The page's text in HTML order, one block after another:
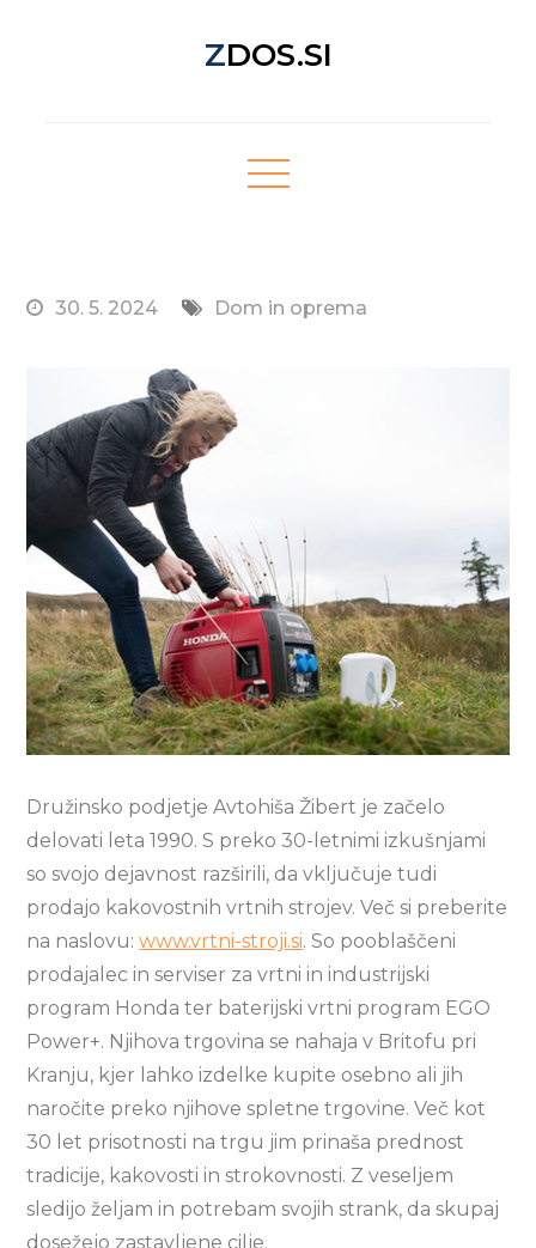
ZDOS.SI
30. 5. 2024 Dom in oprema
Družinsko podjetje Avtohiša Žibert je začelo
delovati leta 1990. S preko 30-letnimi izkušnjami
so svojo dejavnost razširili, da vključuje tudi
prodajo kakovostnih vrtnih strojev. Več si preberite
na naslovu:www.vrtni-stroji.si. So pooblaščeni
prodajalec in serviser za vrtni in industrijski
program Honda ter baterijski vrtni program EGO
Power+. Njihova trgovina se nahaja v Britofu pri
Kranju, kjer lahko izdelke kupite osebno ali jih
naročite preko njihove spletne trgovine. Več kot
30 let prisotnosti na trgu jim prinaša prednost
tradicije, kakovosti in strokovnosti. Z veseljem
sledijo željam in potrebam svojih strank, da skupaj
dosežejo zastavljene cilje.